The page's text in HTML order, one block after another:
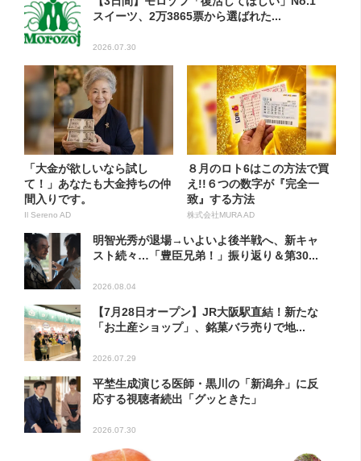
スイーツ、2万3865票から選ばれた...
2026.07.30
「大金が欲しいなら試し
て！」あなたも大金持ちの仲
間入りです。
Il Sereno AD
８月のロト6はこの方法で買
え!!６つの数字が『完全一
致』する方法
株式会社MURA AD
明智光秀が退場→いよいよ後半戦へ、新キャ
スト続々…「豊臣兄弟！」振り返り＆第30...
2026.08.04
【7月28日オープン】JR大阪駅直結！新たな
「お土産ショップ」、銘菓バラ売りで地...
2026.07.29
平埜生成演じる医師・黒川の「新潟弁」に反
応する視聴者続出「グッときた」
2026.07.30